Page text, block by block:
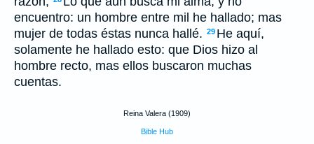
encuentro: un hombre entre mil he hallado; mas
mujer de todas éstas nunca hallé. 29 He aquí,
solamente he hallado esto: que Dios hizo al
hombre recto, mas ellos buscaron muchas
cuentas.
Reina Valera (1909)
Bible Hub